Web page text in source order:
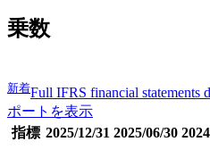
乗数
新着Full IFRS financial statements
ポートを表示
指標 2025/12/31 2025/06/30